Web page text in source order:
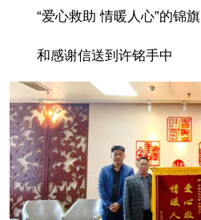
“爱心救助 情暖人心”的锦旗
和感谢信送到许铭手中